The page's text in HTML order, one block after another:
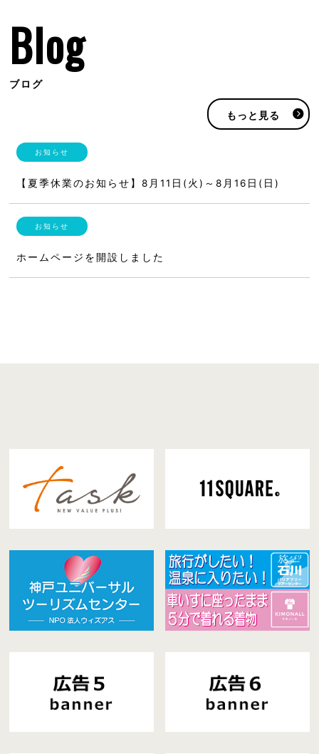
Blog
ブログ
もっと見る
【夏季休業のお知らせ】8月11日(火)～8月16日(日)
ホームページを開設しました